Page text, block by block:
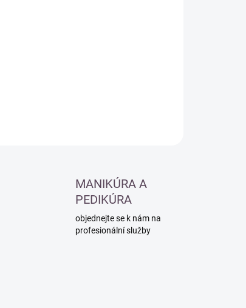
MANIKÚRA A
PEDIKÚRA
objednejte se k nám na
profesionální služby